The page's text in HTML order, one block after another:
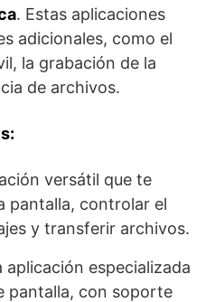
. Estas aplicaciones
adicionales, como el
la grabación de la
de archivos.
versátil que te
pantalla, controlar el
y transferir archivos.
aplicación especializada
pantalla, con soporte